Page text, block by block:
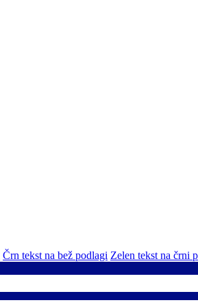
Črn tekst na bež podlagi Zelen tekst na črni